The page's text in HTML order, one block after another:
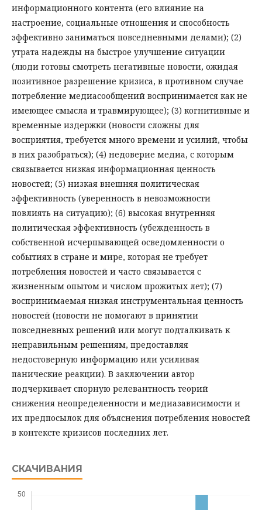
информационного контента (его влияние на
настроение, социальные отношения и способность
эффективно заниматься повседневными делами); (2)
утрата надежды на быстрое улучшение ситуации
(люди готовы смотреть негативные новости, ожидая
позитивное разрешение кризиса, в противном случае
потребление медиасообщений воспринимается как не
имеющее смысла и травмирующее); (3) когнитивные и
временные издержки (новости сложны для
восприятия, требуется много времени и усилий, чтобы
в них разобраться); (4) недоверие медиа, с которым
связывается низкая информационная ценность
новостей; (5) низкая внешняя политическая
эффективность (уверенность в невозможности
повлиять на ситуацию); (6) высокая внутренняя
политическая эффективность (убежденность в
собственной исчерпывающей осведомленности о
событиях в стране и мире, которая не требует
потребления новостей и часто связывается с
жизненным опытом и числом прожитых лет); (7)
воспринимаемая низкая инструментальная ценность
новостей (новости не помогают в принятии
повседневных решений или могут подталкивать к
неправильным решениям, предоставляя
недостоверную информацию или усиливая
панические реакции). В заключении автор
подчеркивает спорную релевантность теорий
снижения неопределенности и медиазависимости и
их предпосылок для объяснения потребления новостей
в контексте кризисов последних лет.
СКАЧИВАНИЯ